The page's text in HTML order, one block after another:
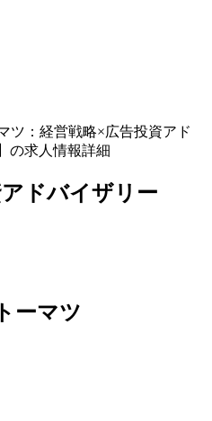
ツ：経営戦略×広告投資アド
の求人情報詳細
ドバイザリー
ーマツ